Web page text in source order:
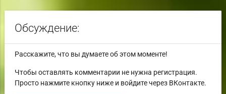
Обсуждение:
Расскажите, что вы думаете об этом моменте!
Чтобы оставлять комментарии не нужна регистрация.
Просто нажмите кнопку ниже и войдите через ВКонтакте.